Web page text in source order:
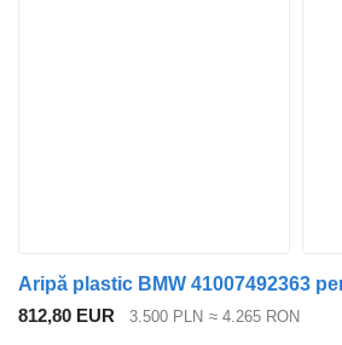
812,80 EUR 3.500 PLN ≈ 4.265 RON